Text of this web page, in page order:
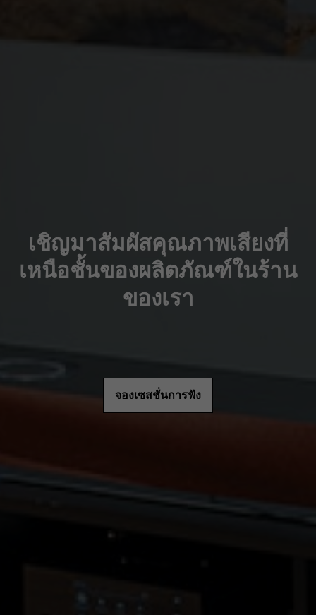
เชิญมาสัมผัสคุณภาพเสียงที่
เหนือชั้นของผลิตภัณฑ์ในร้าน
ของเรา
จองเซสชั่นการฟัง